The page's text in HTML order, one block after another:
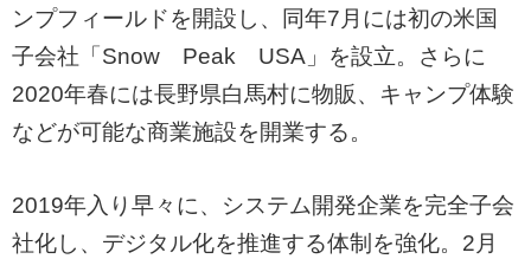
ンプフィールドを開設し、同年7月には初の米国
子会社「Snow Peak USA」を設立。さらに
2020年春には長野県白馬村に物販、キャンプ体験
などが可能な商業施設を開業する。
2019年入り早々に、システム開発企業を完全子会
社化し、デジタル化を推進する体制を強化。2月